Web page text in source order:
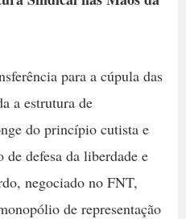
para a cúpula das
a estrutura de
do princípio cutista e
defesa da liberdade e
negociado no FNT,
de representação